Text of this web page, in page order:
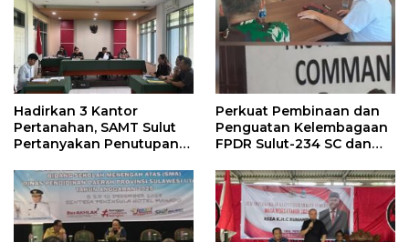
Hadirkan 3 Kantor
Pertanahan, SAMT Sulut
Pertanyakan Penutupan
Anggaran Negara
Perkuat Pembinaan dan
Penguatan Kelembagaan
FPDR Sulut-234 SC dan